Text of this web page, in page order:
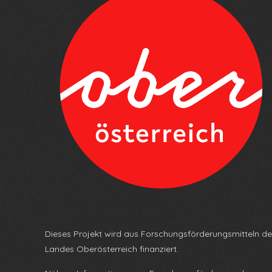
Dieses Projekt wird aus Forschungsförderungsmitteln
Landes Oberösterreich finanziert.